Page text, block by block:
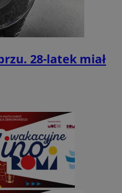
28-latek miał